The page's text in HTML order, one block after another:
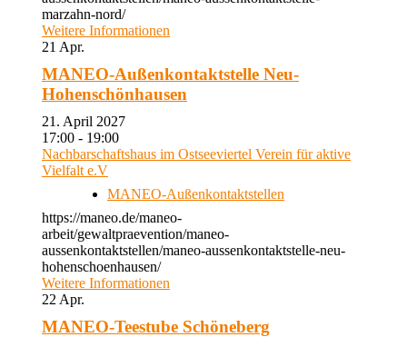
marzahn-nord/
Weitere Informationen
21 Apr.
MANEO-Außenkontaktstelle Neu-
Hohenschönhausen
21. April 2027
17:00 - 19:00
Nachbarschaftshaus im Ostseeviertel Verein für aktive
Vielfalt e.V
MANEO-Außenkontaktstellen
https://maneo.de/maneo-
arbeit/gewaltpraevention/maneo-
aussenkontaktstellen/maneo-aussenkontaktstelle-neu-
hohenschoenhausen/
Weitere Informationen
22 Apr.
MANEO-Teestube Schöneberg